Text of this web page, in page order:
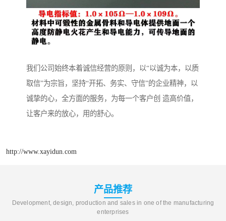
我们公司始终本着诚信经营的原则，以“以诚为本，以质
取信”为宗旨，坚持“开拓、务实、守信”的企业精神，以
诚挚的心，全方面的服务，为每一个客户创 造高价值，
让客户来的放心，用的舒心。
http://www.xayidun.com
产品推荐
Development, design, production and sales in one of the manufacturing
enterprises